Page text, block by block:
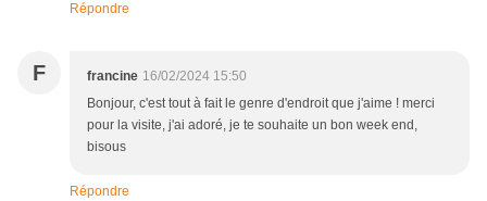
Répondre
F francine 16/02/2024 15:50
Bonjour, c'est tout à fait le genre d'endroit que j'aime ! merci
pour la visite, j'ai adoré, je te souhaite un bon week end,
bisous
Répondre